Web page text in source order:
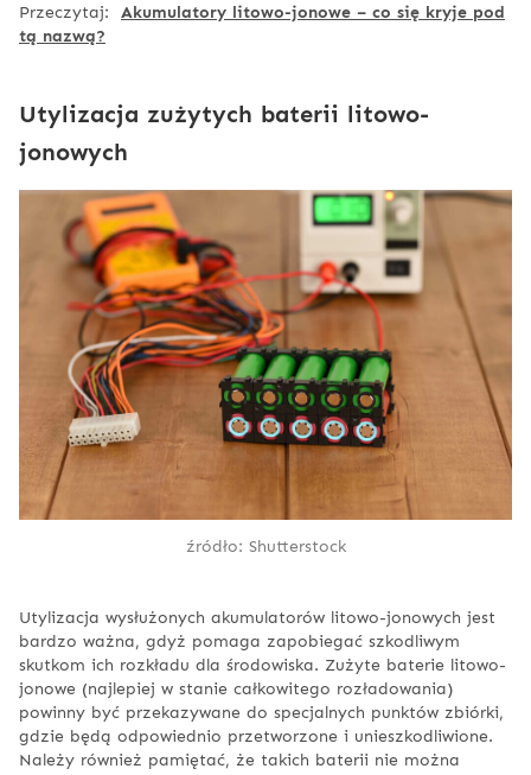
Przeczytaj: Akumulatory litowo-jonowe – co się kryje pod
tą nazwą?
Utylizacja zużytych baterii litowo-
jonowych
źródło: Shutterstock
Utylizacja wysłużonych akumulatorów litowo-jonowych jest
bardzo ważna, gdyż pomaga zapobiegać szkodliwym
skutkom ich rozkładu dla środowiska. Zużyte baterie litowo-
jonowe (najlepiej w stanie całkowitego rozładowania)
powinny być przekazywane do specjalnych punktów zbiórki,
gdzie będą odpowiednio przetworzone i unieszkodliwione.
Należy również pamiętać, że takich baterii nie można